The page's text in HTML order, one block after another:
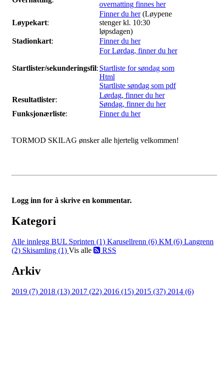
overnatting finnes her
Løypekart:
Finner du her(Løypene
stenger kl. 10:30
løpsdagen)
Stadionkart: Finner du her
Startlister/sekunderingsfil:
For Lørdag, finner du her
Startliste for søndag som
Html
Startliste søndag som pdf
Resultatlister:
Lørdag, finner du her
Søndag, finner du her
Funksjonærliste: Finner du her
TORMOD SKILAG ønsker alle hjertelig velkommen!
Logg inn for å skrive en kommentar.
Kategori
Alle innlegg BUL Sprinten (1) Karusellrenn (6) KM (6) Langrenn
(2) Skisamling (1) Vis alle RSS
Arkiv
2019 (7) 2018 (13) 2017 (22) 2016 (15) 2015 (37) 2014 (6)